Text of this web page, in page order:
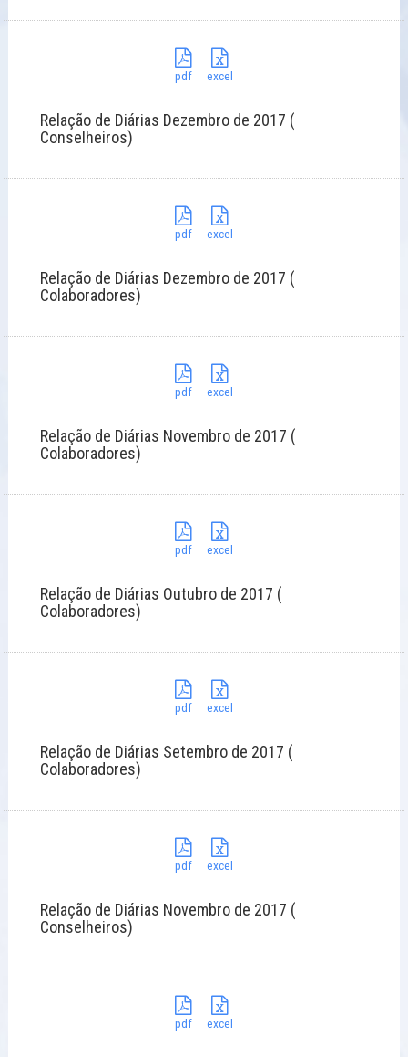
pdf excel
Relação de Diárias Dezembro de 2017 (
Conselheiros)
pdf excel
Relação de Diárias Dezembro de 2017 (
Colaboradores)
pdf excel
Relação de Diárias Novembro de 2017 (
Colaboradores)
pdf excel
Relação de Diárias Outubro de 2017 (
Colaboradores)
pdf excel
Relação de Diárias Setembro de 2017 (
Colaboradores)
pdf excel
Relação de Diárias Novembro de 2017 (
Conselheiros)
pdf excel